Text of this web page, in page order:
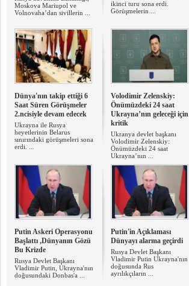
Moskova Mariupol ve
Volnovaha’dan sivillerin ...
ikinci turu sona erdi.
Görüşmelerin ...
Dünya'nın takip ettiği 6
Saat Süren Görüşmeler
2.ncisiyle devam edecek
Ukrayna ile Rusya
heyetlerinin Belarus
sınırındaki görüşmeleri sona
erdi. ...
Volodimir Zelenskiy:
Önümüzdeki 24 saat
Ukrayna’nın geleceği için
kritik
Ukranya devlet başkanı
Volodimir Zelenskiy:
Önümüzdeki 24 saat
Ukrayna’nın ...
Putin Askeri Operasyonu
Başlattı ,Dünyanın Gözü
Bu Krizde
Rusya Devlet Başkanı
Vladimir Putin, Ukrayna'nın
doğusundaki Donbas'a ...
Putin'in Açıklaması
Dünyayı alarma geçirdi
Rusya Devlet Başkanı
Vladimir Putin Ukrayna'nın
doğusunda Rus
ayrılıkçıların ...